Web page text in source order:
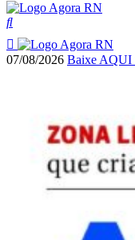
07/08/2026 Baixe AQUI